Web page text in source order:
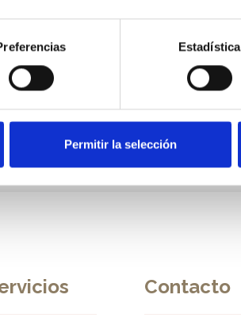
Estadística
Permitir la selección
Contacto